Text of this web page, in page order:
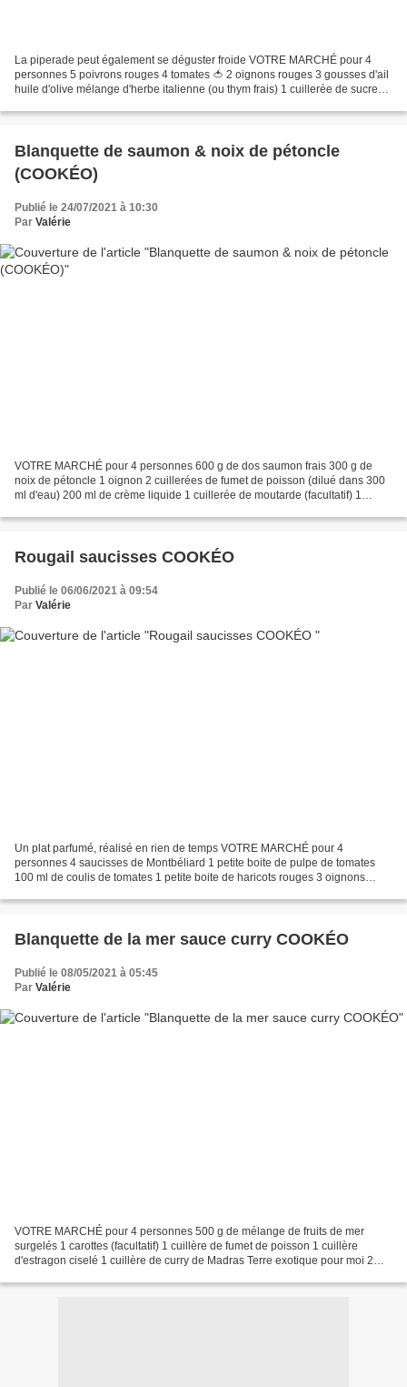
La piperade peut également se déguster froide VOTRE MARCHÉ pour 4
personnes 5 poivrons rouges 4 tomates 🍅 2 oignons rouges 3 gousses d'ail
huile d'olive mélange d'herbe italienne (ou thym frais) 1 cuillerée de sucre
Blanquette de saumon & noix de pétoncle
(COOKÉO)
Publié le 24/07/2021 à 10:30
Par Valérie
VOTRE MARCHÉ pour 4 personnes 600 g de dos saumon frais 300 g de
noix de pétoncle 1 oignon 2 cuillerées de fumet de poisson (dilué dans 300
ml d'eau) 200 ml de crème liquide 1 cuillerée de moutarde (facultatif) 1
Rougail saucisses COOKÉO
Publié le 06/06/2021 à 09:54
Par Valérie
Un plat parfumé, réalisé en rien de temps VOTRE MARCHÉ pour 4
personnes 4 saucisses de Montbéliard 1 petite boite de pulpe de tomates
100 ml de coulis de tomates 1 petite boite de haricots rouges 3 oignons
Blanquette de la mer sauce curry COOKÉO
Publié le 08/05/2021 à 05:45
Par Valérie
VOTRE MARCHÉ pour 4 personnes 500 g de mélange de fruits de mer
surgelés 1 carottes (facultatif) 1 cuillère de fumet de poisson 1 cuillère
d'estragon ciselé 1 cuillère de curry de Madras Terre exotique pour moi 2